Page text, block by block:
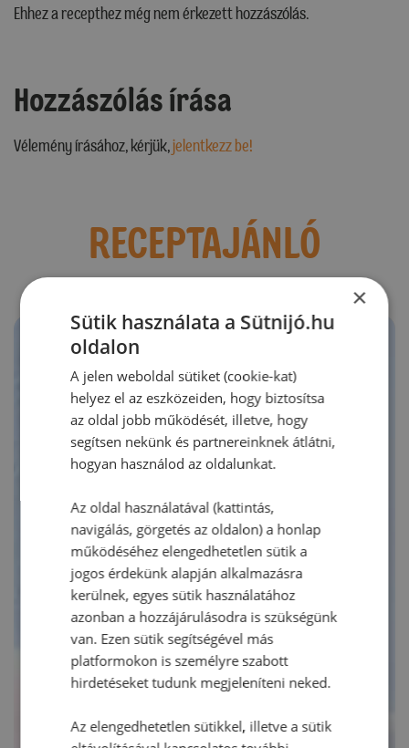
Ehhez a recepthez még nem érkezett hozzászólás.
Hozzászólás írása
Vélemény írásához, kérjük,jelentkezz be!
RECEPTAJÁNLÓ
×
Sütik használata a Sütnijó.hu
oldalon
A jelen weboldal sütiket (cookie-kat)
helyez el az eszközeiden, hogy biztosítsa
az oldal jobb működését, illetve, hogy
segítsen nekünk és partnereinknek átlátni,
hogyan használod az oldalunkat.
Az oldal használatával (kattintás,
navigálás, görgetés az oldalon) a honlap
működéséhez elengedhetetlen sütik a
jogos érdekünk alapján alkalmazásra
kerülnek, egyes sütik használatához
azonban a hozzájárulásodra is szükségünk
van. Ezen sütik segítségével más
platformokon is személyre szabott
hirdetéseket tudunk megjeleníteni neked.
Az elengedhetetlen sütikkel, illetve a sütik